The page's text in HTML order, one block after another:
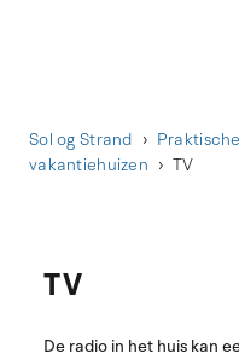
Sol og Strand
vakantiehuizen
TV
TV
De radio in het huis kan